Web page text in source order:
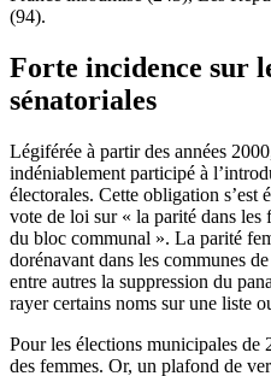
(94).
Forte incidence sur
sénatoriales
Légiférée à partir des années
indéniablement participé à
électorales. Cette obligation s’est
vote de loi sur « la parité dans les
du bloc communal ». La parité
dorénavant dans les communes
entre autres la suppression du
rayer certains noms sur une liste
Pour les élections municipales de
des femmes. Or, un plafond de